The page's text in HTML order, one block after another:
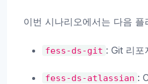
이번 시나리오에서는 다음
fess-ds-git : Git 리포
fess-ds-atlassian :